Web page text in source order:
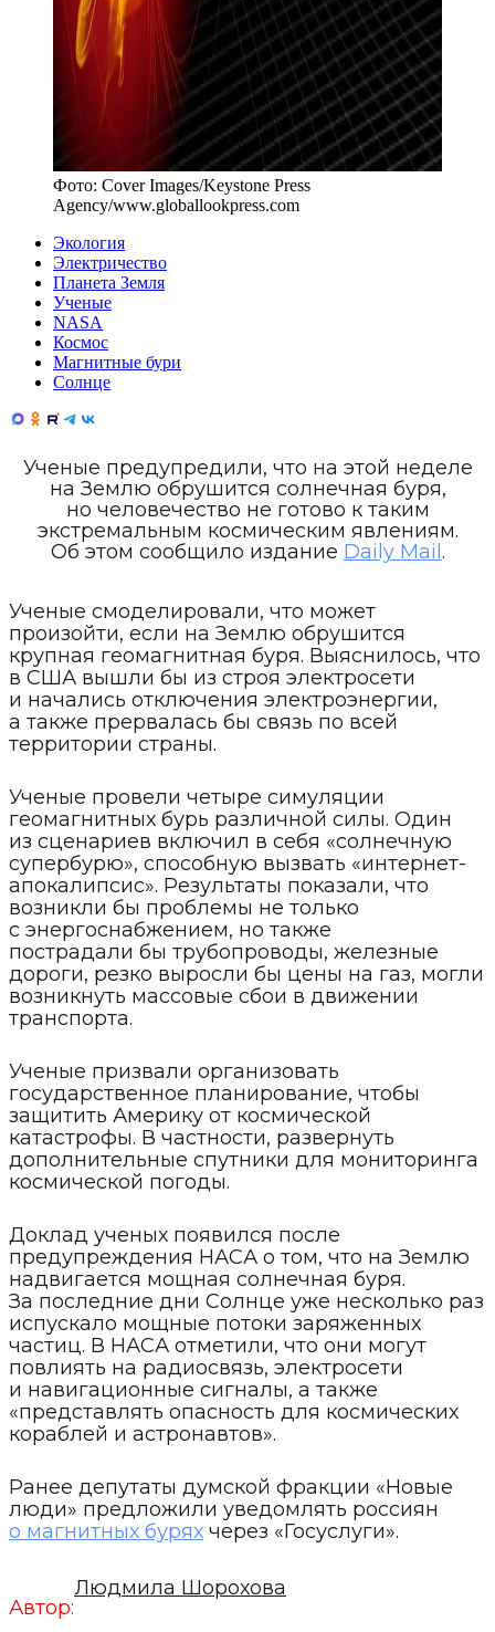
Фото: Cover Images/Keystone Press
Agency/www.globallookpress.com
Экология
Электричество
Планета Земля
Ученые
NASA
Космос
Магнитные бури
Солнце
Ученые предупредили, что на этой неделе
на Землю обрушится солнечная буря,
но человечество не готово к таким
экстремальным космическим явлениям.
Об этом сообщило издание Daily Mail.
Ученые смоделировали, что может
произойти, если на Землю обрушится
крупная геомагнитная буря. Выяснилось, что
в США вышли бы из строя электросети
и начались отключения электроэнергии,
а также прервалась бы связь по всей
территории страны.
Ученые провели четыре симуляции
геомагнитных бурь различной силы. Один
из сценариев включил в себя «солнечную
супербурю», способную вызвать «интернет-
апокалипсис». Результаты показали, что
возникли бы проблемы не только
с энергоснабжением, но также
пострадали бы трубопроводы, железные
дороги, резко выросли бы цены на газ, могли
возникнуть массовые сбои в движении
транспорта.
Ученые призвали организовать
государственное планирование, чтобы
защитить Америку от космической
катастрофы. В частности, развернуть
дополнительные спутники для мониторинга
космической погоды.
Доклад ученых появился после
предупреждения НАСА о том, что на Землю
надвигается мощная солнечная буря.
За последние дни Солнце уже несколько раз
испускало мощные потоки заряженных
частиц. В НАСА отметили, что они могут
повлиять на радиосвязь, электросети
и навигационные сигналы, а также
«представлять опасность для космических
кораблей и астронавтов».
Ранее депутаты думской фракции «Новые
люди» предложили уведомлять россиян
о магнитных бурях через «Госуслуги».
Автор:
Людмила Шорохова